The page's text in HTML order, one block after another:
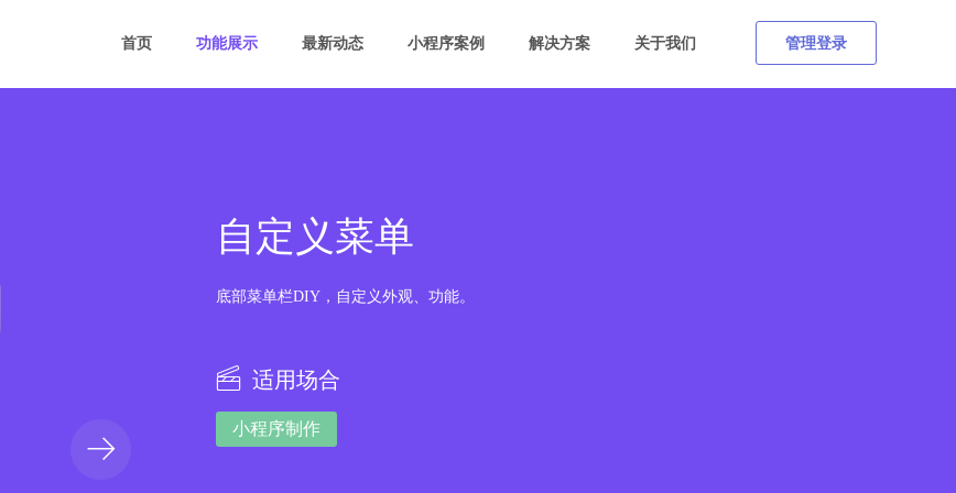
首页 功能展示 最新动态 小程序案例 解决方案 关于我们 管理登录
自定义菜单
底部菜单栏DIY，自定义外观、功能。
适用场合
小程序制作